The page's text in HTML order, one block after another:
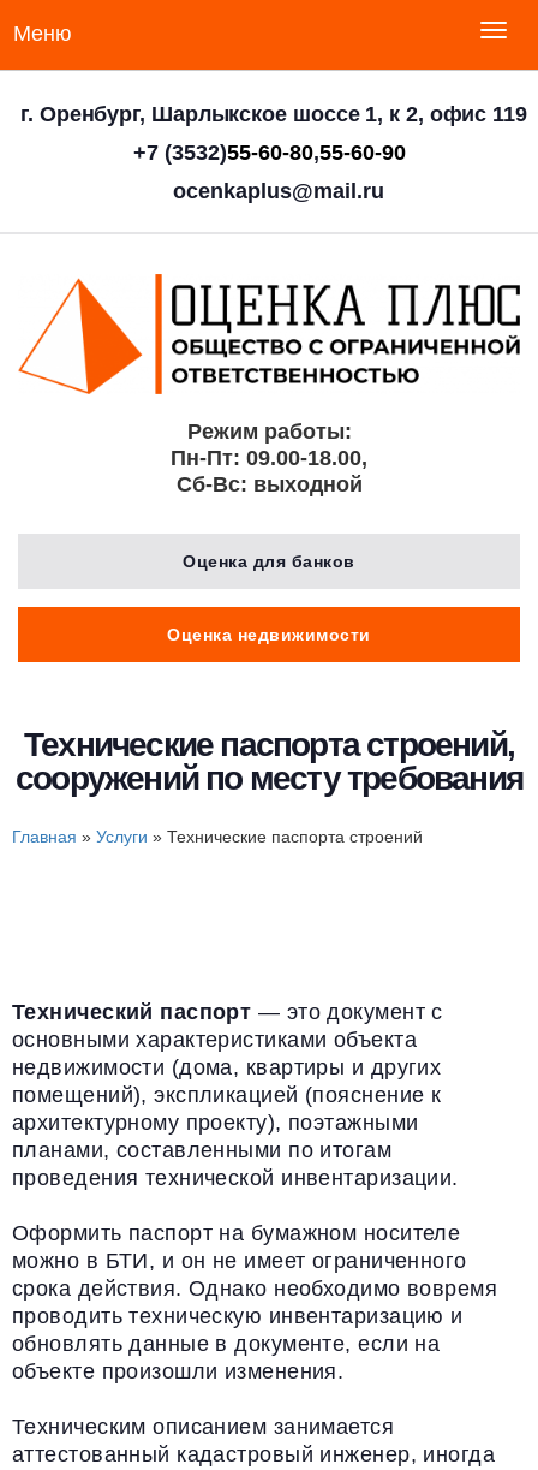
г. Оренбург, Шарлыкское шоссе 1, к 2, офис 119
+7 (3532)55-60-80,55-60-90
ocenkaplus@mail.ru
Режим работы:
Пн-Пт: 09.00-18.00,
Сб-Вс: выходной
Оценка для банков
Оценка недвижимости
Меню
Технические паспорта строений,
сооружений по месту​ требования
Главная » Услуги » Технические паспорта строений
Технический паспорт — это документ с
основными характеристиками объекта
недвижимости (дома, квартиры и других
помещений), экспликацией (пояснение к
архитектурному проекту), поэтажными
планами, составленными по итогам
проведения технической инвентаризации.
Оформить паспорт на бумажном носителе
можно в БТИ, и он не имеет ограниченного
срока действия. Однако необходимо вовремя
проводить техническую инвентаризацию и
обновлять данные в документе, если на
объекте произошли изменения.
Техническим описанием занимается
аттестованный кадастровый инженер, иногда